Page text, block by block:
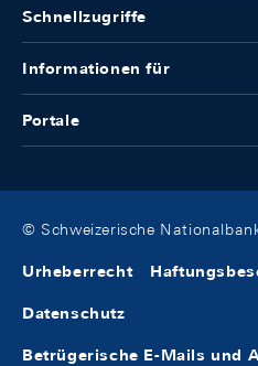
Schnellzugriffe
Informationen für
Portale
© Schweizerische
Urheberrecht
Datenschutz
Betrügerische E-Mails und